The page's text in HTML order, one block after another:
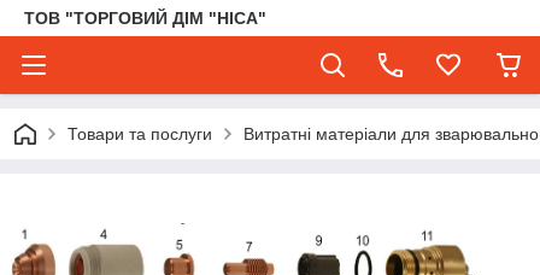
ТОВ "ТОРГОВИЙ ДІМ "НІСА"
Товари та послуги Витратні матеріали для